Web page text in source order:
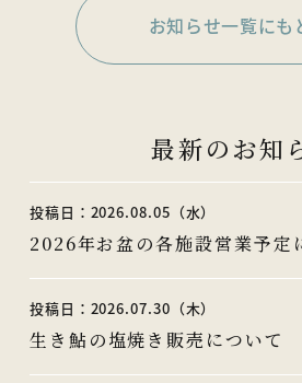
お知らせ一覧にも
最新のお知
投稿日：2026.08.05（水）
2026年お盆の各施設営業予定
投稿日：2026.07.30（木）
生き鮎の塩焼き販売について